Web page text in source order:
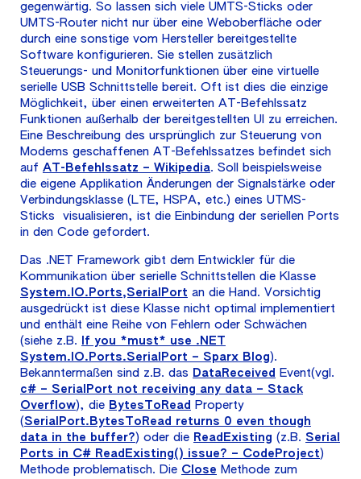
gegenwärtig. So lassen sich viele UMTS-Sticks oder
UMTS-Router nicht nur über eine Weboberfläche oder
durch eine sonstige vom Hersteller bereitgestellte
Software konfigurieren. Sie stellen zusätzlich
Steuerungs- und Monitorfunktionen über eine virtuelle
serielle USB Schnittstelle bereit. Oft ist dies die einzige
Möglichkeit, über einen erweiterten AT-Befehlssatz
Funktionen außerhalb der bereitgestellten UI zu erreichen.
Eine Beschreibung des ursprünglich zur Steuerung von
Modems geschaffenen AT-Befehlssatzes befindet sich
auf AT-Befehlssatz – Wikipedia. Soll beispielsweise
die eigene Applikation Änderungen der Signalstärke oder
Verbindungsklasse (LTE, HSPA, etc.) eines UTMS-
Sticks visualisieren, ist die Einbindung der seriellen Ports
in den Code gefordert.
Das .NET Framework gibt dem Entwickler für die
Kommunikation über serielle Schnittstellen die Klasse
System.IO.Ports,SerialPort an die Hand. Vorsichtig
ausgedrückt ist diese Klasse nicht optimal implementiert
und enthält eine Reihe von Fehlern oder Schwächen
(siehe z.B.
If you *must* use .NET
System.IO.Ports.SerialPort – Sparx Blog).
Bekanntermaßen sind z.B. das DataReceived Event(vgl.
c# – SerialPort not receiving any data – Stack
Overflow), die BytesToRead Property
(SerialPort.BytesToRead returns 0 even though
data in the buffer?) oder die ReadExisting (z.B. Serial
Ports in C# ReadExisting() issue? – CodeProject)
Methode problematisch. Die Close Methode zum